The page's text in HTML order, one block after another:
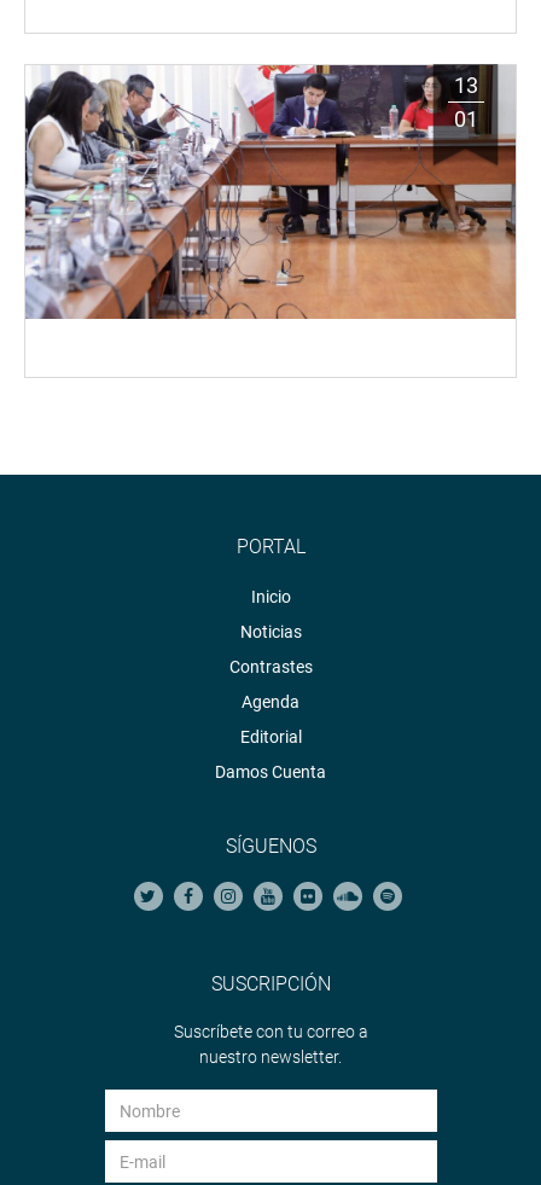
13
01
PORTAL
Inicio
Noticias
Contrastes
Agenda
Editorial
Damos Cuenta
SÍGUENOS
SUSCRIPCIÓN
Suscríbete con tu correo a
nuestro newsletter.